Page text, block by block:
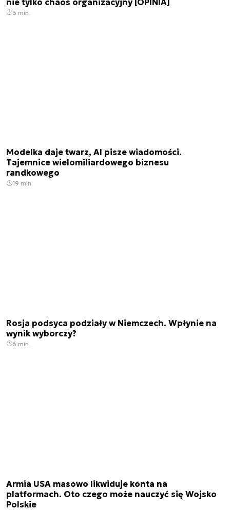
3 min.
Modelka daje twarz, AI pisze wiadomości.
Tajemnice wielomiliardowego biznesu
randkowego
19 min.
Rosja podsyca podziały w Niemczech. Wpłynie na
wynik wyborczy?
6 min.
Armia USA masowo likwiduje konta na
platformach. Oto czego może nauczyć się Wojsko
Polskie